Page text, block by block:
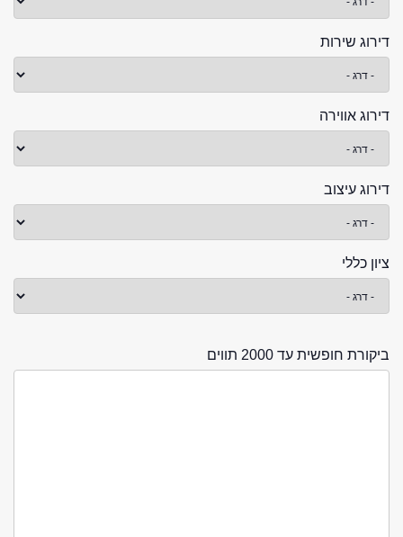
דירוג שירות
דירוג אווירה
דירוג עיצוב
ציון כללי
ביקורת חופשית עד 2000 תווים